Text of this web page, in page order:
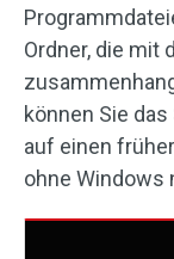
Ordner, die mit
können Sie
auf einen
ohne Windows